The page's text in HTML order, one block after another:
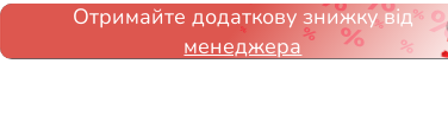
Отримайте додаткову знижку від
менеджера